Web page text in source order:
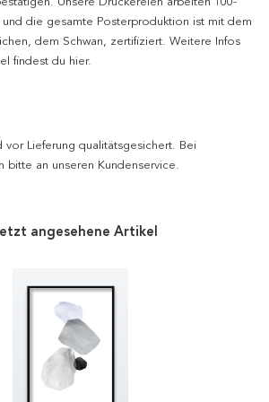
die gesamte Posterproduktion ist mit dem
dem Schwan, zertifiziert. Weitere Infos
findest du hier.
vor Lieferung qualitätsgesichert. Bei
bitte an unseren Kundenservice.
angesehene Artikel